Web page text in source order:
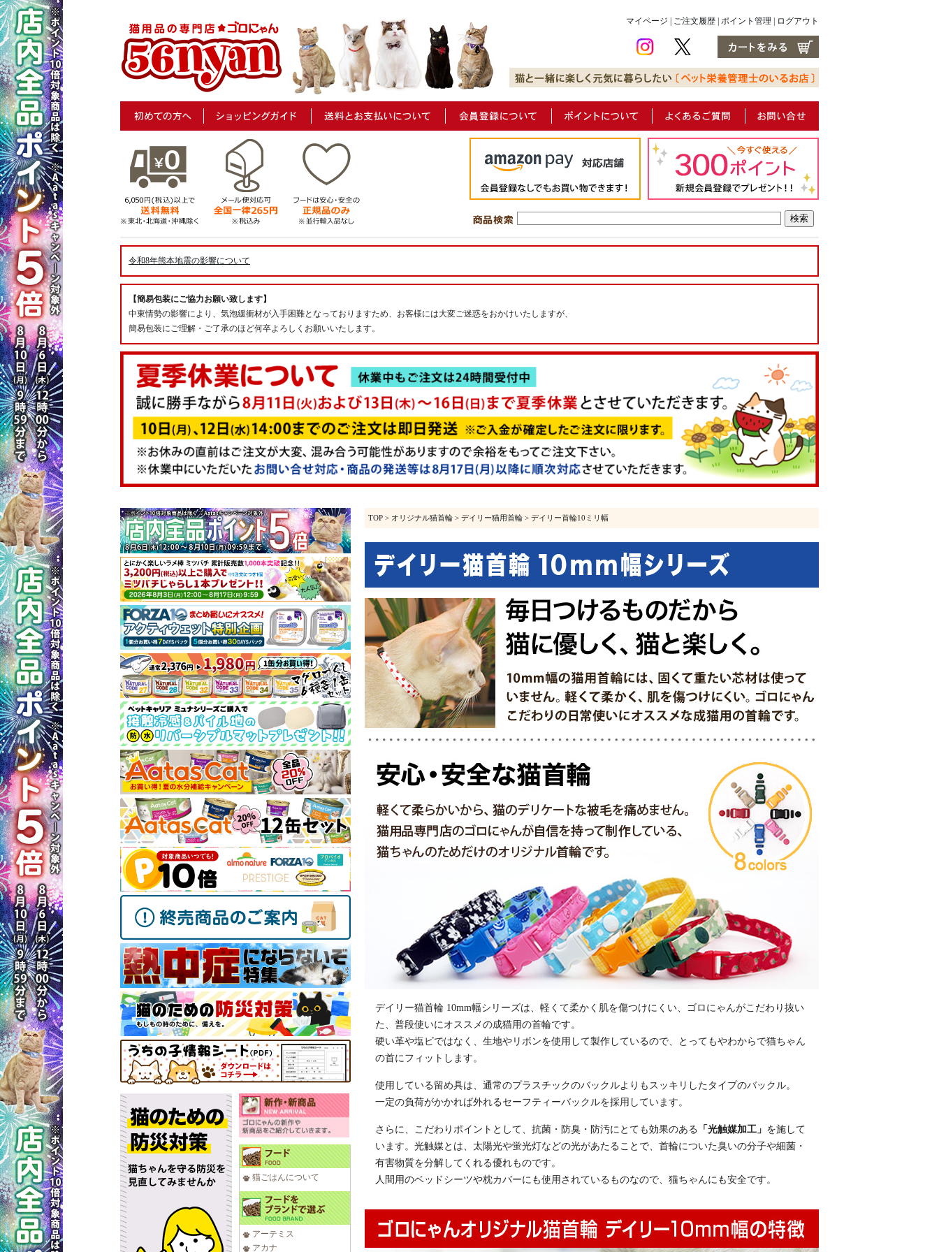
マイページ ご注文履歴 ポイント管理 ログアウト
令和8年熊本地震の影響について
【簡易包装にご協力お願い致します】
中東情勢の影響により、気泡緩衝材が入手困難となっておりますため、お客様には大変ご迷惑をおかけいたしますが、
簡易包装にご理解・ご了承のほど何卒よろしくお願いいたします。
猫ごはんについて
アーテミス
アカナ
TOP > オリジナル猫首輪 > デイリー猫用首輪 > デイリー首輪10ミリ幅
デイリー猫首輪 10mm幅シリーズは、軽くて柔かく肌を傷つけにくい、ゴロにゃんがこだわり抜い
た、普段使いにオススメの成猫用の首輪です。
硬い革や塩ビではなく、生地やリボンを使用して製作しているので、とってもやわからで猫ちゃん
の首にフィットします。
使用している留め具は、通常のプラスチックのバックルよりもスッキリしたタイプのバックル。
一定の負荷がかかれば外れるセーフティーバックルを採用しています。
さらに、こだわりポイントとして、抗菌・防臭・防汚にとても効果のある 「光触媒加工」 を施して
います。光触媒とは、太陽光や蛍光灯などの光があたることで、首輪についた臭いの分子や細菌・
有害物質を分解してくれる優れものです。
人間用のベッドシーツや枕カバーにも使用されているものなので、猫ちゃんにも安全です。